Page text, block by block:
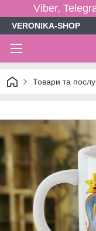
Viber,
VERONIKA-SHOP
Товари та